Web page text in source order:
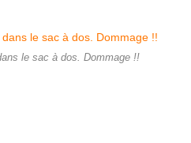
le sac à dos. Dommage !!